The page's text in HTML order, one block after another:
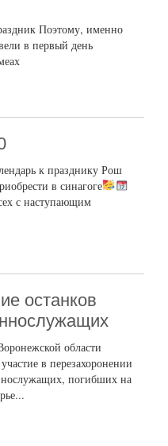
Поэтому, именно
в первый день
к празднику Рош
в синагоге
с наступающим
останков
области
в перезахоронении
погибших на